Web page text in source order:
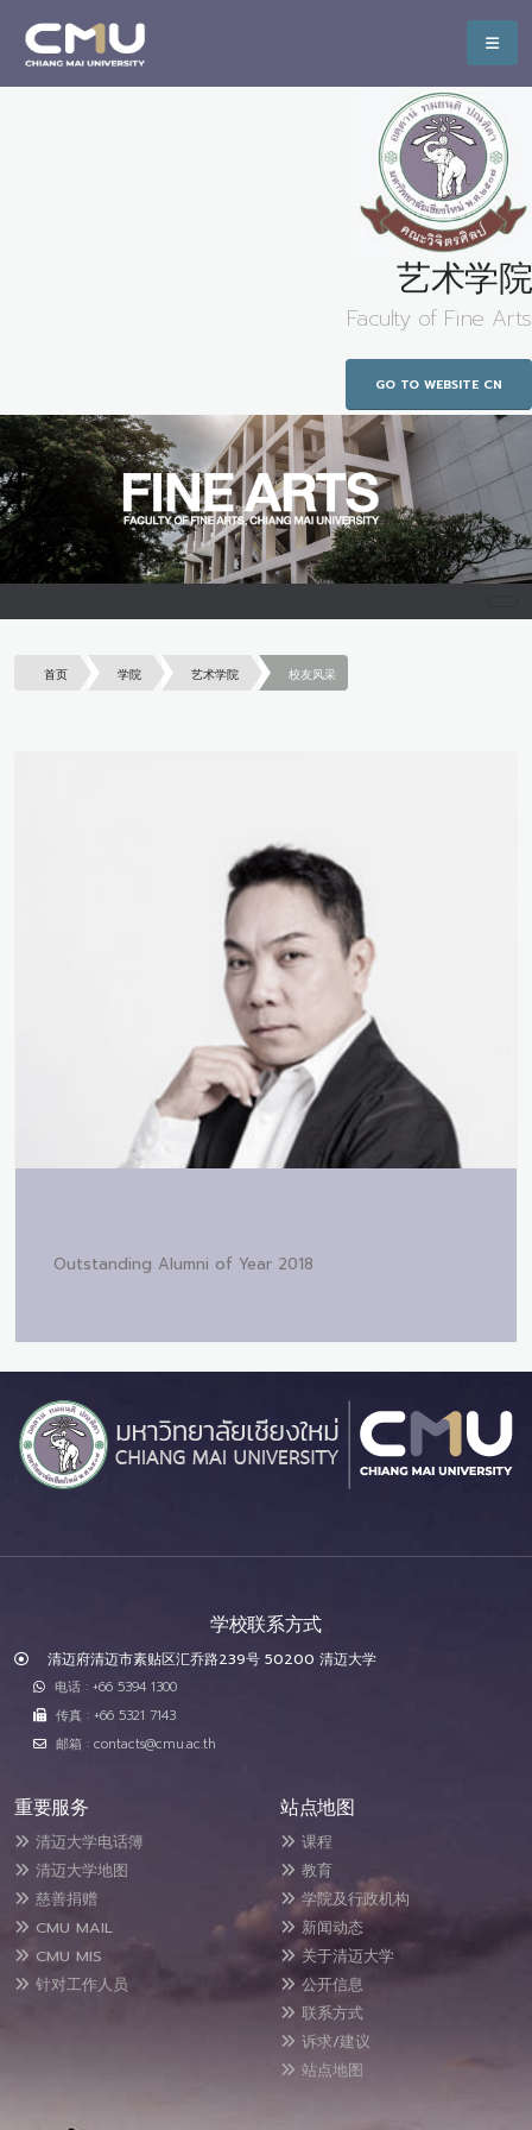
艺术学院
Faculty of Fine Arts
GO TO WEBSITE CN
首页 学院 艺术学院 校友风采
Outstanding Alumni of Year 2018
学校联系方式
清迈府清迈市素贴区汇乔路239号 50200 清迈大学
电话 : +66 5394 1300
传真 : +66 5321 7143
邮箱 : contacts@cmu.ac.th
重要服务
清迈大学电话簿
清迈大学地图
慈善捐赠
CMU MAIL
CMU MIS
针对工作人员
站点地图
课程
教育
学院及行政机构
新闻动态
关于清迈大学
公开信息
联系方式
诉求/建议
站点地图